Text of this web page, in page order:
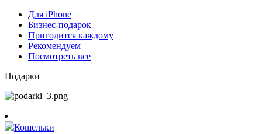
Для iPhone
Бизнес-подарок
Пригодится каждому
Рекомендуем
Посмотреть все
Подарки
Кошельки